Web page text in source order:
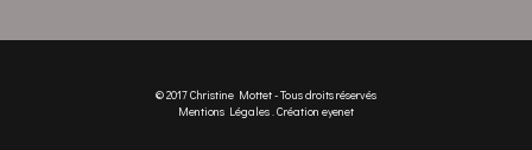
© 2017 Christine Mottet - Tous droits réservés
Mentions Légales. Création eyenet